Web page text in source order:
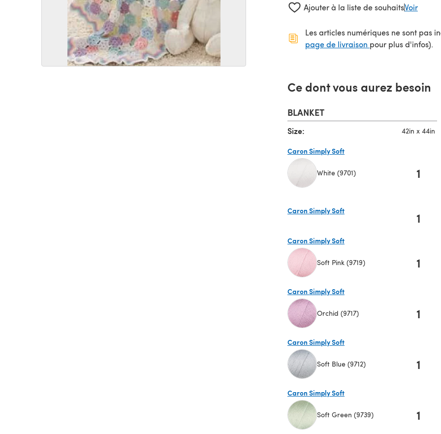
Ajouter à la liste de souhaitsVoir
Les articles numériques ne sont pas
page de livraison (s'ouvre dans un
pour plus d'infos).
Ce dont vous aurez besoin
BLANKET
Size: 42in x 44in
Caron Simply Soft
White (9701) 1
Caron Simply Soft
1
Caron Simply Soft
Soft Pink (9719) 1
Caron Simply Soft
Orchid (9717) 1
Caron Simply Soft
Soft Blue (9712) 1
Caron Simply Soft
Soft Green (9739) 1